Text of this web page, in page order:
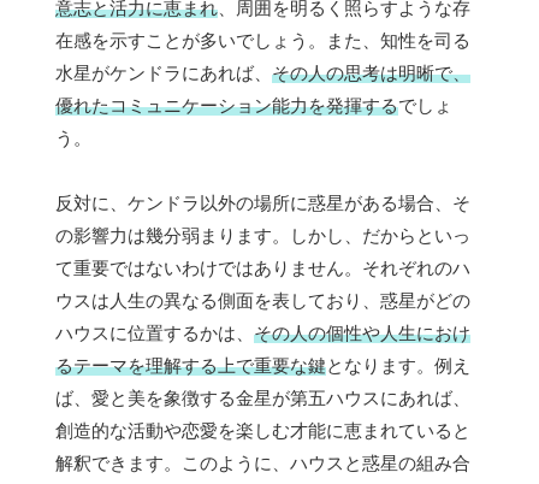
意志と活力に恵まれ 、周囲を明るく照らすような存
在感を示すことが多いでしょう。また、知性を司る
水星がケンドラにあれば、 その人の思考は明晰で、
優れたコミュニケーション能力を発揮するでしょ
う。
反対に、ケンドラ以外の場所に惑星がある場合、そ
の影響力は幾分弱まります。しかし、だからといっ
て重要ではないわけではありません。それぞれのハ
ウスは人生の異なる側面を表しており、惑星がどの
ハウスに位置するかは、 その人の個性や人生におけ
るテーマを理解する上で重要な鍵となります。例え
ば、愛と美を象徴する金星が第五ハウスにあれば、
創造的な活動や恋愛を楽しむ才能に恵まれていると
解釈できます。このように、ハウスと惑星の組み合